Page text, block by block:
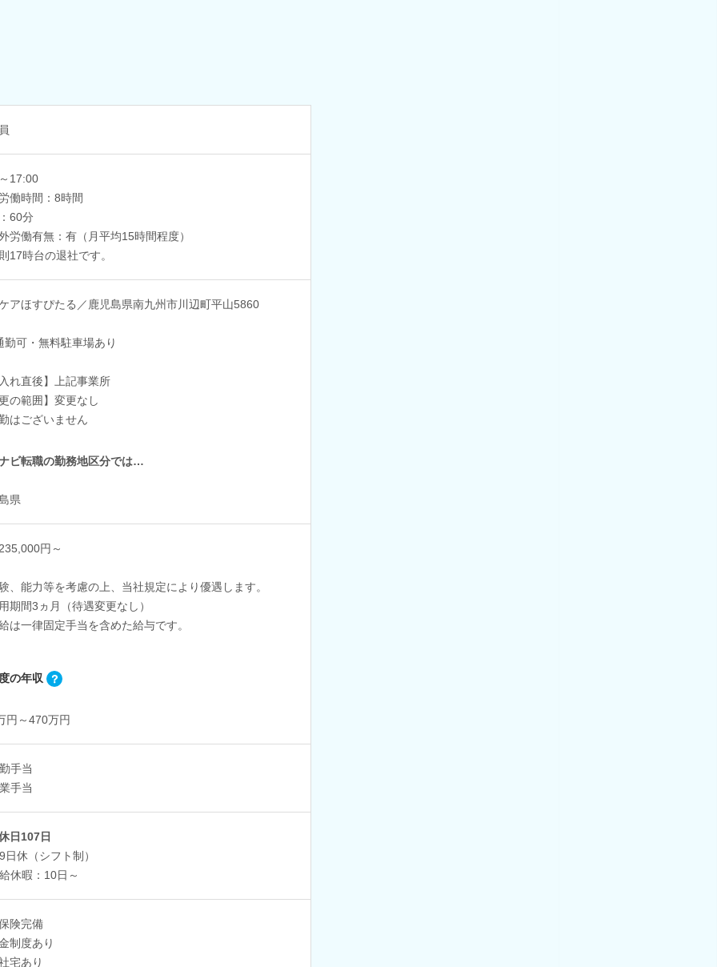
17:00
働時間：8時間
60分
労働有無：有（月平均15時間程度）
17時台の退社です。
アほすぴたる／鹿児島県南九州市川辺町平山5860
勤可・無料駐車場あり
れ直後】上記事業所
の範囲】変更なし
はございません
ビ転職の勤務地区分では…
県
円～
、能力等を考慮の上、当社規定により優遇します。
期間3ヵ月（待遇変更なし）
は一律固定手当を含めた給与です。
の年収
円～470万円
手当
手当
日107日
日休（シフト制）
休暇：10日～
険完備
制度あり
宅あり